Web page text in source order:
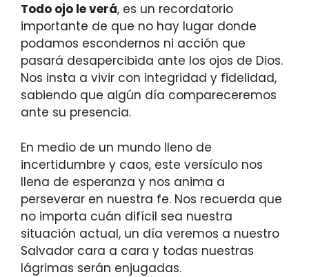
Todo ojo le verá, es un recordatorio
importante de que no hay lugar donde
podamos escondernos ni acción que
pasará desapercibida ante los ojos de Dios.
Nos insta a vivir con integridad y fidelidad,
sabiendo que algún día compareceremos
ante su presencia.
En medio de un mundo lleno de
incertidumbre y caos, este versículo nos
llena de esperanza y nos anima a
perseverar en nuestra fe. Nos recuerda que
no importa cuán difícil sea nuestra
situación actual, un día veremos a nuestro
Salvador cara a cara y todas nuestras
lágrimas serán enjugadas.